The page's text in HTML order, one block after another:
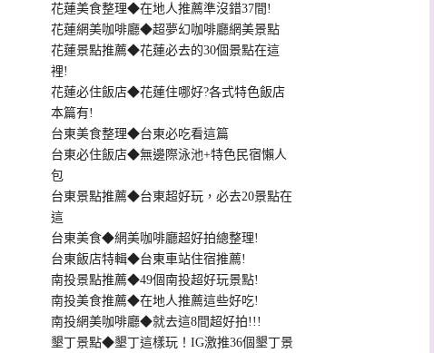
花蓮美食整理◆在地人推薦準沒錯37間!
花蓮網美咖啡廳◆超夢幻咖啡廳網美景點
花蓮景點推薦◆花蓮必去的30個景點在這
裡!
花蓮必住飯店◆花蓮住哪好?各式特色飯店
本篇有!
台東美食整理◆台東必吃看這篇
台東必住飯店◆無邊際泳池+特色民宿懶人
包
台東景點推薦◆台東超好玩，必去20景點在
這
台東美食◆網美咖啡廳超好拍總整理!
台東飯店特輯◆台東車站住宿推薦!
南投景點推薦◆49個南投超好玩景點!
南投美食推薦◆在地人推薦這些好吃!
南投網美咖啡廳◆就去這8間超好拍!!!
墾丁景點◆墾丁這樣玩！IG激推36個墾丁景